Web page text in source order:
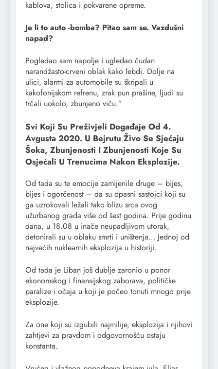
kablova, stolica i pokvarene opreme.
Je li to auto -bomba? Pitao sam se. Vazdušni
napad?
Pogledao sam napolje i ugledao čudan
narandžasto-crveni oblak kako lebdi. Dolje na
ulici, alarmi za automobile su škripali u
kakofonijskom refrenu, zrak pun prašine, ljudi su
trčali uokolo, zbunjeno viču.”
Svi Koji Su Preživjeli Događaje Od 4.
Avgusta 2020. U Bejrutu Živo Se Sjećaju
Šoka, Zbunjenosti I Zbunjenosti Koje Su
Osjećali U Trenucima Nakon Eksplozije.
Od tada su te emocije zamijenile druge – bijes,
bijes i ogorčenost – da su opasni sastojci koji su
ga uzrokovali ležali tako blizu srca ovog
užurbanog grada više od šest godina. Prije godinu
dana, u 18.08 u inače neupadljivom utorak,
detonirali su u oblaku smrti i uništenja… Jednoj od
najvećih nuklearnih eksplozija u historiji.
Od tada je Liban još dublje zaronio u ponor
ekonomskog i finansijskog zaborava, političke
paralize i očaja u koji je počeo tonuti mnogo prije
eksplozije.
Za one koji su izgubili najmilije, eksplozija i njihovi
zahtjevi za pravdom i odgovornošću ostaju
konstanta.